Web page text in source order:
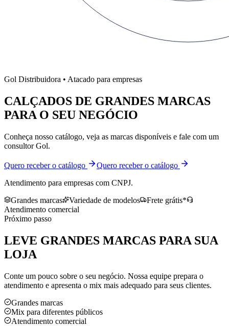
Gol Distribuidora • Atacado para empresas
CALÇADOS DE GRANDES MARCAS
PARA O SEU NEGÓCIO
Conheça nosso catálogo, veja as marcas disponíveis e fale com um
consultor Gol.
Quero receber o catálogo
Quero receber o catálogo
Atendimento para empresas com CNPJ.
Grandes marcas
Variedade de modelos
Frete grátis*
Atendimento comercial
Próximo passo
LEVE GRANDES MARCAS PARA SUA
LOJA
Conte um pouco sobre o seu negócio. Nossa equipe prepara o
atendimento e apresenta o mix mais adequado para seus clientes.
Grandes marcas
Mix para diferentes públicos
Atendimento comercial